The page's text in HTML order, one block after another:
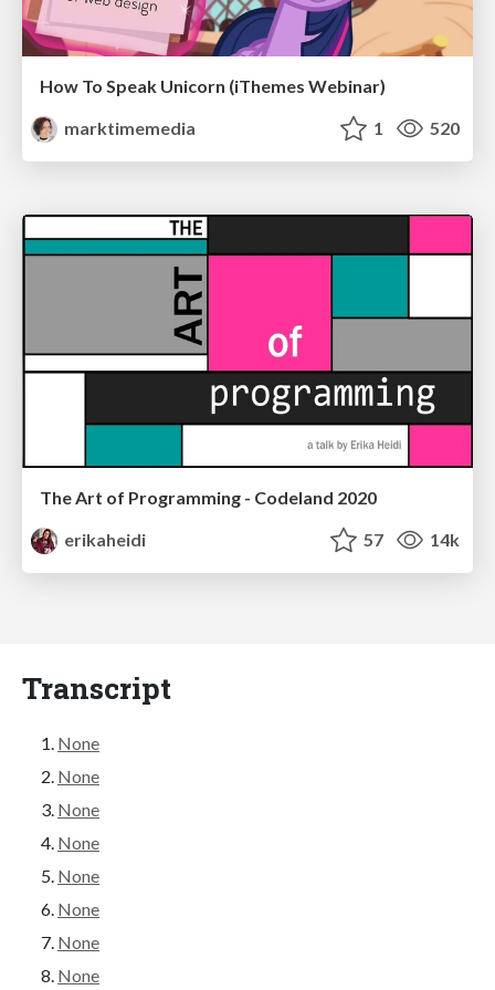
How To Speak Unicorn (iThemes Webinar)
marktimemedia
1 520
The Art of Programming - Codeland 2020
erikaheidi
57 14k
Transcript
None
None
None
None
None
None
None
None